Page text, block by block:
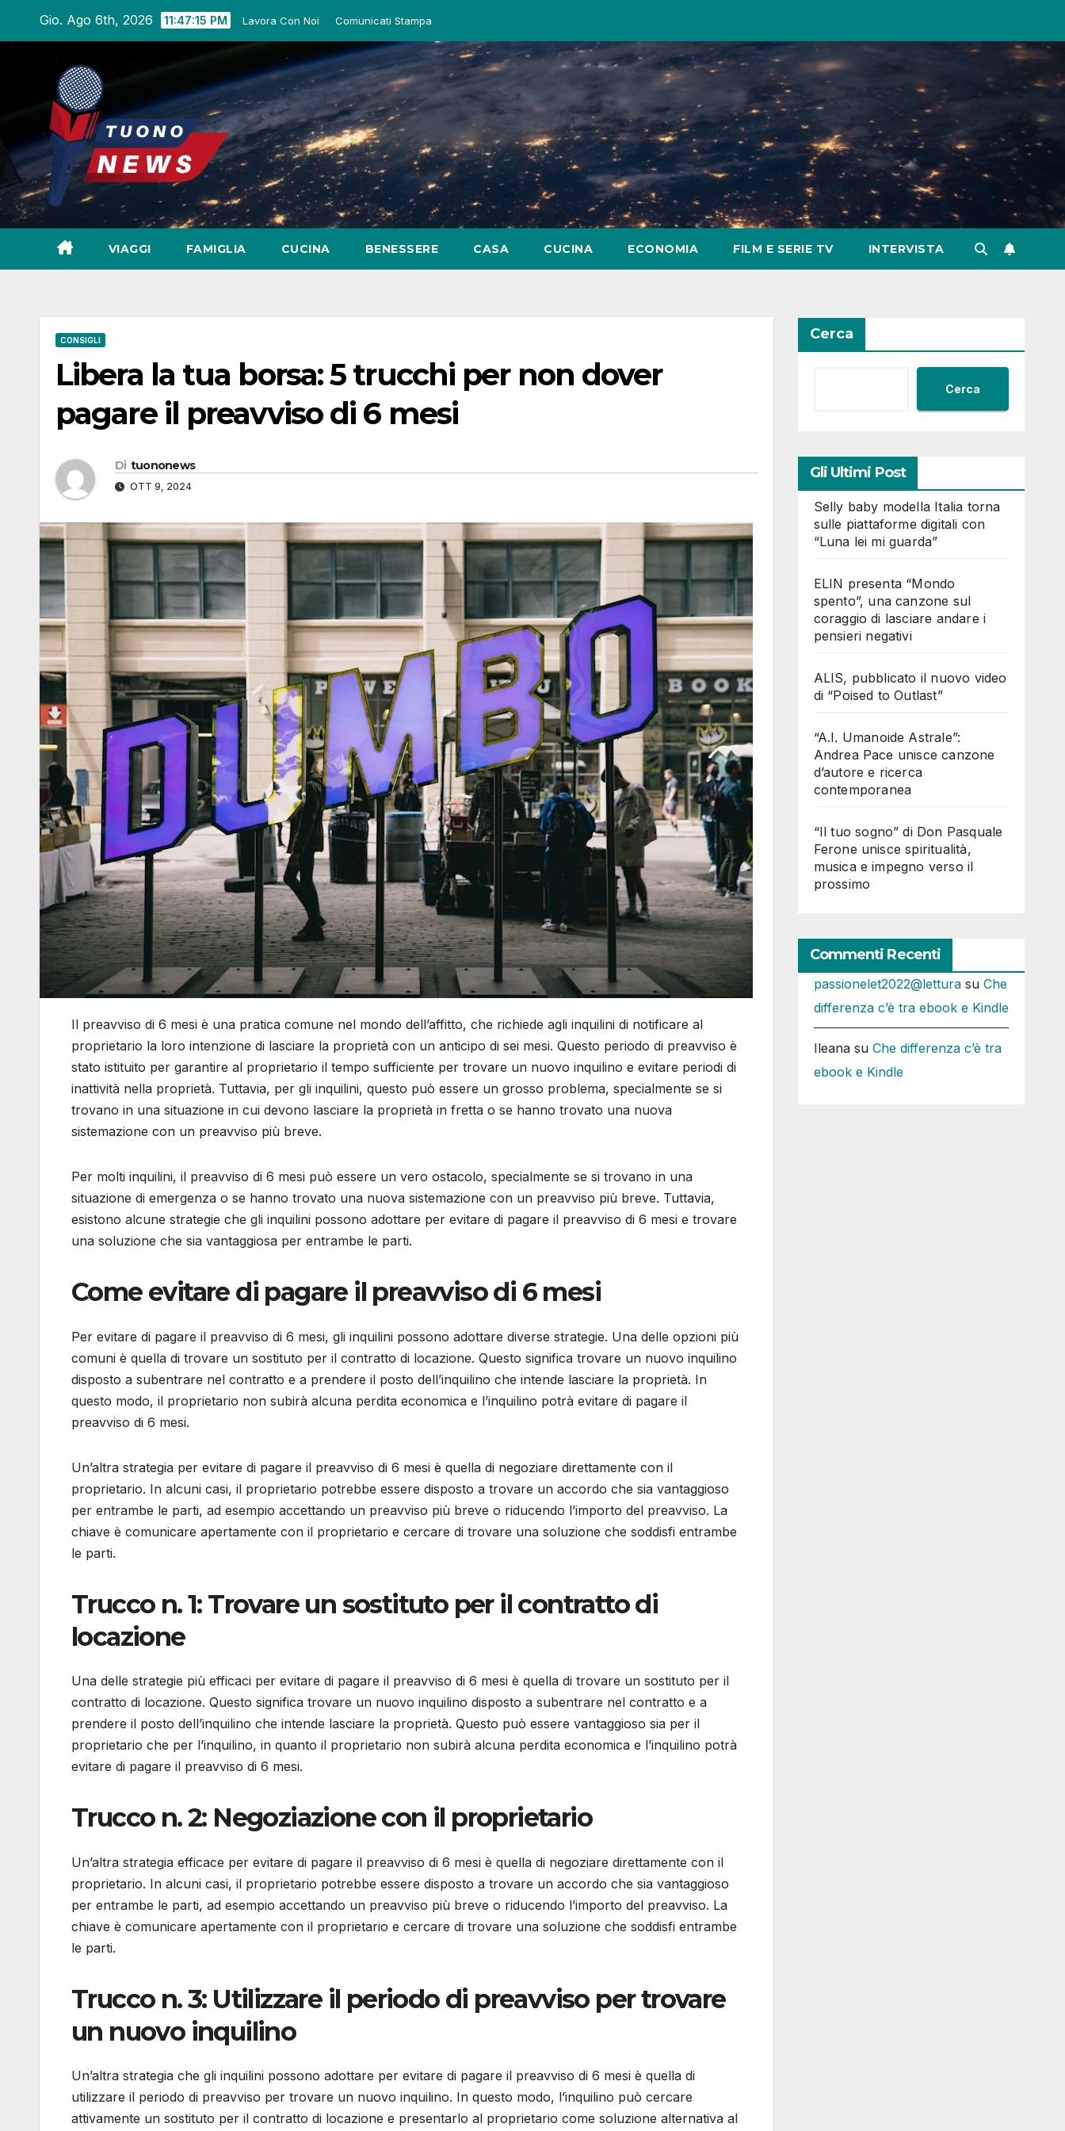
contenuto
Gio. Ago 6th, 2026 11:47:16 PM Lavora Con Noi Comunicati Stampa
VIAGGI FAMIGLIA CUCINA BENESSERE CASA CUCINA ECONOMIA FILM E SERIE TV INTERVISTA
CONSIGLI
Libera la tua borsa: 5 trucchi per non dover
pagare il preavviso di 6 mesi
Di tuononews
OTT 9, 2024
Il preavviso di 6 mesi è una pratica comune nel mondo dell’affitto, che richiede agli inquilini di notificare al
proprietario la loro intenzione di lasciare la proprietà con un anticipo di sei mesi. Questo periodo di preavviso è
stato istituito per garantire al proprietario il tempo sufficiente per trovare un nuovo inquilino e evitare periodi di
inattività nella proprietà. Tuttavia, per gli inquilini, questo può essere un grosso problema, specialmente se si
trovano in una situazione in cui devono lasciare la proprietà in fretta o se hanno trovato una nuova
sistemazione con un preavviso più breve.
Per molti inquilini, il preavviso di 6 mesi può essere un vero ostacolo, specialmente se si trovano in una
situazione di emergenza o se hanno trovato una nuova sistemazione con un preavviso più breve. Tuttavia,
esistono alcune strategie che gli inquilini possono adottare per evitare di pagare il preavviso di 6 mesi e trovare
una soluzione che sia vantaggiosa per entrambe le parti.
Come evitare di pagare il preavviso di 6 mesi
Per evitare di pagare il preavviso di 6 mesi, gli inquilini possono adottare diverse strategie. Una delle opzioni più
comuni è quella di trovare un sostituto per il contratto di locazione. Questo significa trovare un nuovo inquilino
disposto a subentrare nel contratto e a prendere il posto dell’inquilino che intende lasciare la proprietà. In
questo modo, il proprietario non subirà alcuna perdita economica e l’inquilino potrà evitare di pagare il
preavviso di 6 mesi.
Un’altra strategia per evitare di pagare il preavviso di 6 mesi è quella di negoziare direttamente con il
proprietario. In alcuni casi, il proprietario potrebbe essere disposto a trovare un accordo che sia vantaggioso
per entrambe le parti, ad esempio accettando un preavviso più breve o riducendo l’importo del preavviso. La
chiave è comunicare apertamente con il proprietario e cercare di trovare una soluzione che soddisfi entrambe
le parti.
Trucco n. 1: Trovare un sostituto per il contratto di
locazione
Una delle strategie più efficaci per evitare di pagare il preavviso di 6 mesi è quella di trovare un sostituto per il
contratto di locazione. Questo significa trovare un nuovo inquilino disposto a subentrare nel contratto e a
prendere il posto dell’inquilino che intende lasciare la proprietà. Questo può essere vantaggioso sia per il
proprietario che per l’inquilino, in quanto il proprietario non subirà alcuna perdita economica e l’inquilino potrà
evitare di pagare il preavviso di 6 mesi.
Trucco n. 2: Negoziazione con il proprietario
Un’altra strategia efficace per evitare di pagare il preavviso di 6 mesi è quella di negoziare direttamente con il
proprietario. In alcuni casi, il proprietario potrebbe essere disposto a trovare un accordo che sia vantaggioso
per entrambe le parti, ad esempio accettando un preavviso più breve o riducendo l’importo del preavviso. La
chiave è comunicare apertamente con il proprietario e cercare di trovare una soluzione che soddisfi entrambe
le parti.
Trucco n. 3: Utilizzare il periodo di preavviso per trovare
un nuovo inquilino
Un’altra strategia che gli inquilini possono adottare per evitare di pagare il preavviso di 6 mesi è quella di
utilizzare il periodo di preavviso per trovare un nuovo inquilino. In questo modo, l’inquilino può cercare
attivamente un sostituto per il contratto di locazione e presentarlo al proprietario come soluzione alternativa al
Cerca
Cerca
Gli Ultimi Post
Selly baby modella Italia torna
sulle piattaforme digitali con
“Luna lei mi guarda”
ELIN presenta “Mondo
spento”, una canzone sul
coraggio di lasciare andare i
pensieri negativi
ALIS, pubblicato il nuovo video
di “Poised to Outlast”
“A.I. Umanoide Astrale”:
Andrea Pace unisce canzone
d’autore e ricerca
contemporanea
“Il tuo sogno” di Don Pasquale
Ferone unisce spiritualità,
musica e impegno verso il
prossimo
Commenti Recenti
passionelet2022@letturasu Che
differenza c’è tra ebook e Kindle
Ileanasu Che differenza c’è tra
ebook e Kindle